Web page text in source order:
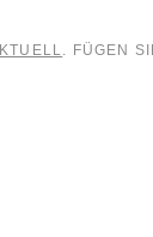
. FÜGEN